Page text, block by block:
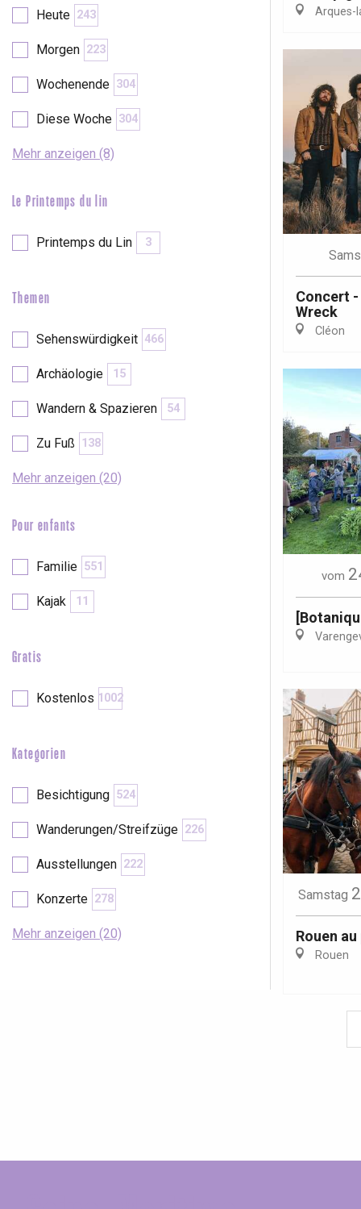
Seine
Duclair
Forges-les-
Heute 243
Morgen 223
Wochenende 304
Diese Woche 304
Mehr anzeigen (8)
Le Printemps du lin
Printemps du Lin 3
Themen
Sehenswürdigkeit 466
Archäologie 15
Wandern & Spazieren 54
Zu Fuß 138
Mehr anzeigen (20)
Pour enfants
Familie 551
Kajak 11
Gratis
Kostenlos 1002
Kategorien
Besichtigung 524
Wanderungen/Streifzüge 226
Ausstellungen 222
Konzerte 278
Mehr anzeigen (20)
Arques-
Concert
Wreck
Cléon
vom
Samstag
Rouen
Rouen